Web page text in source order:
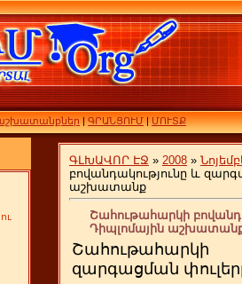
|ԳՐԱՆՑՈՒՄ|ՄՈՒՏՔ
ԳԼԽԱՎՈՐ ԷՋ » 2008 »
բովանդակությունը և
աշխատանք
Շահութահարկի
Դիպլոմային
զարգացման